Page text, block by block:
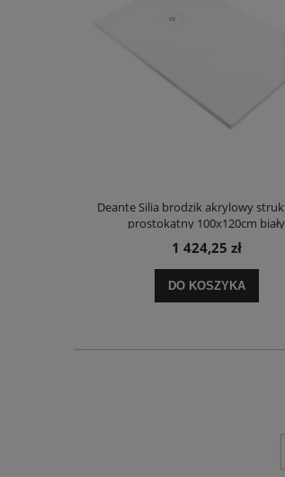
Deante Silia brodzik akrylowy
prostokątny 100x120cm biały
1 424,25 zł
DO KOSZYKA